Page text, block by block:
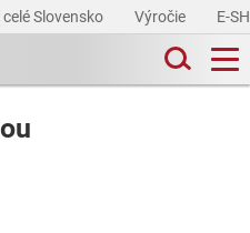
celé Slovensko Výročie E-